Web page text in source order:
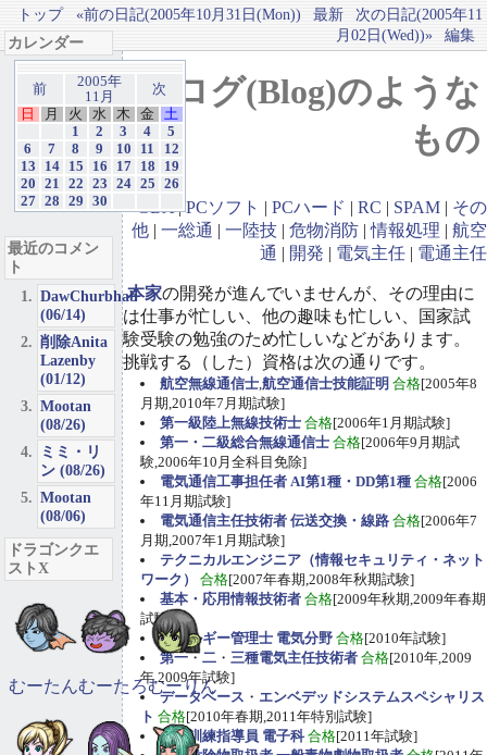
トップ «前の日記(2005年10月31日(Mon)) 最新
次の日記(2005年11
月02日(Wed))»
編集
ブログ(Blog)のような
もの
GBA|PCソフト | PCハード | RC | SPAM | その
他 | 一総通 | 一陸技 | 危物消防 |情報処理 | 航空
通 | 開発 | 電気主任 | 電通主任
本家の開発が進んでいませんが、その理由に
は仕事が忙しい、他の趣味も忙しい、国家試
験受験の勉強のため忙しいなどがあります。
挑戦する（した）資格は次の通りです。
航空無線通信士,航空通信士技能証明 合格[2005年8
月期,2010年7月期試験]
第一級陸上無線技術士 合格[2006年1月期試験]
第一・二級総合無線通信士 合格[2006年9月期試
験,2006年10月全科目免除]
電気通信工事担任者 AI第1種・DD第1種 合格[2006
年11月期試験]
電気通信主任技術者 伝送交換・線路 合格[2006年7
月期,2007年1月期試験]
テクニカルエンジニア（情報セキュリティ・ネット
ワーク）
合格[2007年春期,2008年秋期試験]
基本・応用情報技術者 合格[2009年秋期,2009年春期
試験]
エネルギー管理士 電気分野 合格[2010年試験]
第一・二 ・ 三種電気主任技術者 合格[2010年,2009
年,2009年試験]
データベース ・ エンベデッドシステムスペシャリス
ト 合格[2010年春期,2011年特別試験]
職業訓練指導員 電子科 合格[2011年試験]
カレンダー
前
2005年
11月
次
日
月 火 水 木 金
土
1
2 3 4
5
6
7 8 9 10 11
12
13
14 15 16 17 18
19
20
21 22 23 24 25
26
27 28 29 30
最近のコメン
ト
DawChurbhab
(06/14)
削除Anita
Lazenby
(01/12)
Mootan
(08/26)
ミミ・リ
ン (08/26)
Mootan
(08/06)
ドラゴンクエ
ストX
むーたんむーたろむーりん